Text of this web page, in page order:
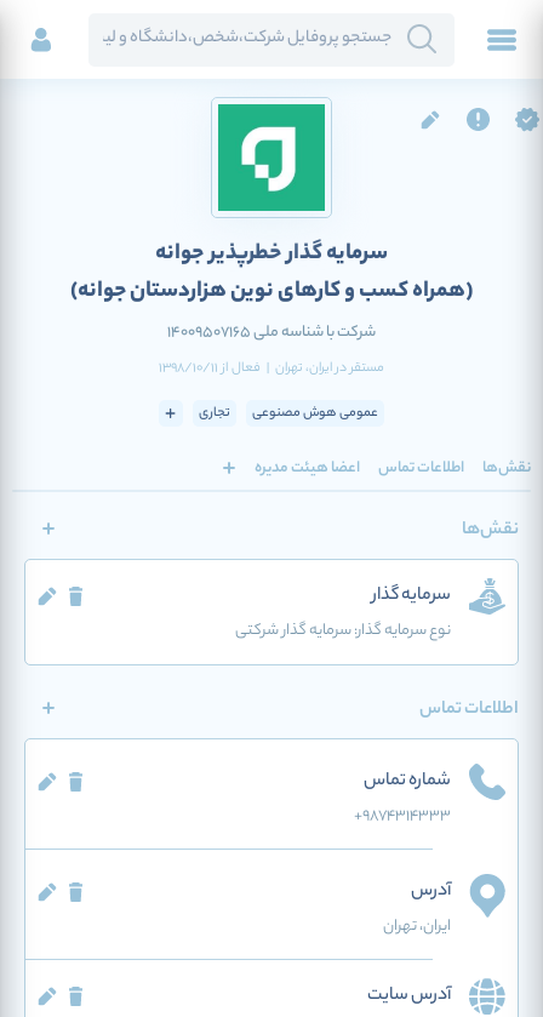
سرمایه گذار خطرپذیر جوانه
(همراه کسب و کارهای نوین هزاردستان جوانه)
شرکت با شناسه ملی 14009507165
مستقر درایران، تهران | فعالاز 1398/10/11
عمومی هوش مصنوعی تجاری
نقش‌ها اطلاعات تماس اعضا هیئت مدیره
نقش‌ها
سرمایه گذار
نوع سرمایه گذار:سرمایه گذار شرکتی
اطلاعات تماس
شماره تماس
+9874314333
آدرس
ایران، تهران
آدرس سایت